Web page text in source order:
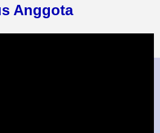
Anggota